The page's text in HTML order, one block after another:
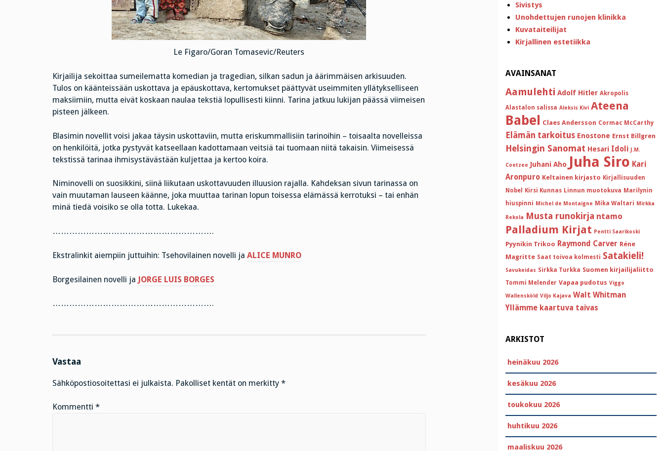
Le Figaro/Goran Tomasevic/Reuters
Kirjailija sekoittaa sumeilematta komedian ja tragedian, silkan sadun ja äärimmäisen arkisuuden.
Tulos on käänteissään uskottava ja epäuskottava, kertomukset päättyvät useimmiten yllätykselliseen
maksiimiin, mutta eivät koskaan naulaa tekstiä lopullisesti kiinni. Tarina jatkuu lukijan päässä viimeisen
pisteen jälkeen.
Blasimin novellit voisi jakaa täysin uskottaviin, mutta eriskummallisiin tarinoihin – toisaalta novelleissa
on henkilöitä, jotka pystyvät katseellaan kadottamaan veitsiä tai tuomaan niitä takaisin. Viimeisessä
tekstissä tarinaa ihmisystävästään kuljettaa ja kertoo koira.
Niminovelli on suosikkini, siinä liikutaan uskottavuuden illuusion rajalla. Kahdeksan sivun tarinassa on
vain muutaman lauseen käänne, joka muuttaa tarinan lopun toisessa elämässä kerrotuksi – tai enhän
minä tiedä voisiko se olla totta. Lukekaa.
………………………………………………….
Ekstralinkit aiempiin juttuihin: Tsehovilainen novelli ja ALICE MUNRO
Borgesilainen novelli ja JORGE LUIS BORGES
………………………………………………….
Vastaa
Sähköpostiosoitettasi ei julkaista. Pakolliset kentät on merkitty *
Kommentti *
Sivistys
Unohdettujen runojen klinikka
Kuvataiteilijat
Kirjallinen estetiikka
AVAINSANAT
Aamulehti Adolf Hitler Akropolis
Alastalon salissa Aleksis Kivi Ateena
Babel Claes Andersson Cormac McCarthy
Elämän tarkoitus Enostone Ernst Billgren
Helsingin Sanomat Hesari Idoli J.M.
Coetzee Juhani Aho Juha Siro Kari
Aronpuro Keltainen kirjasto Kirjallisuuden
Nobel
Kirsi Kunnas Linnun muotokuva Marilynin
hiuspinni Michel de Montaigne Mika Waltari Mirkka
Rekola Musta runokirja ntamo
Palladium Kirjat Pentti Saarikoski
Pyynikin Trikoo Raymond Carver Réne
Magritte Saat toivoa kolmesti Satakieli!
Savukeidas Sirkka Turkka Suomen kirjailijaliitto
Tommi Melender Vapaa pudotus Viggo
Wallensköld Viljo Kajava Walt Whitman
Yllämme kaartuva taivas
ARKISTOT
heinäkuu 2026
kesäkuu 2026
toukokuu 2026
huhtikuu 2026
maaliskuu 2026